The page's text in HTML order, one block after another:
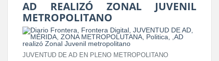
AD REALIZÓ ZONAL JUVENIL
METROPOLITANO
JUVENTUD DE AD EN PLENO METROPOLITANO